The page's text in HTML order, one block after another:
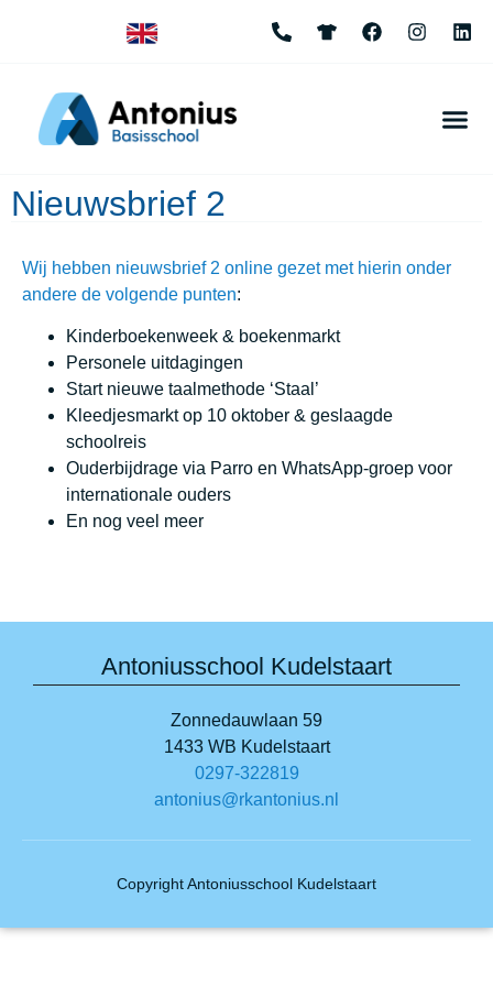
Nieuwsbrief 2
Wij hebben nieuwsbrief 2 online gezet met hierin onder
andere de volgende punten:
Kinderboekenweek & boekenmarkt
Personele uitdagingen
Start nieuwe taalmethode ‘Staal’
Kleedjesmarkt op 10 oktober & geslaagde
schoolreis
Ouderbijdrage via Parro en WhatsApp-groep voor
internationale ouders
En nog veel meer
Antoniusschool Kudelstaart
Zonnedauwlaan 59
1433 WB Kudelstaart
0297-322819
antonius@rkantonius.nl
Copyright Antoniusschool Kudelstaart